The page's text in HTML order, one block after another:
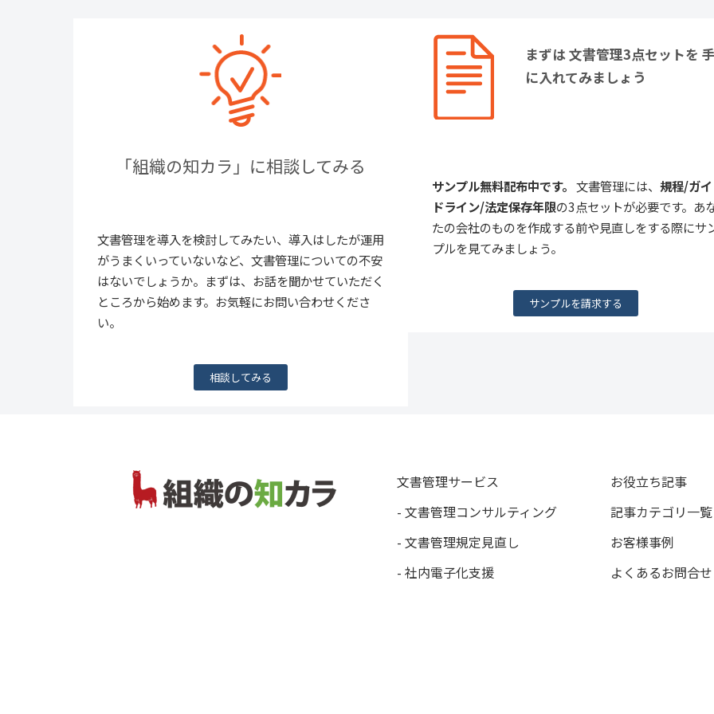
「組織の知カラ」に相談してみる
文書管理を導入を検討してみたい、導入はしたが運用
がうまくいっていないなど、文書管理についての不安
はないでしょうか。まずは、お話を聞かせていただく
ところから始めます。お気軽にお問い合わせくださ
い。
相談してみる
まずは 文書管理3点セットを 手
に入れてみましょう
サンプル無料配布中です。 文書管理には、 規程/ガイ
ドライン/法定保存年限の3点セットが必要です。あ
たの会社のものを作成する前や見直しをする際にサ
プルを見てみましょう。
サンプルを請求する
文書管理サービス
- 文書管理コンサルティング
- 文書管理規定見直し
- 社内電子化支援
お役立ち記事
記事カテゴリ一覧
お客様事例
よくあるお問合せ